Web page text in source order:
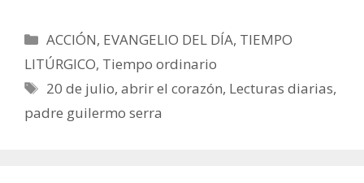
Categorías
ACCIÓN, EVANGELIO DEL DÍA, TIEMPO
LITÚRGICO, Tiempo ordinario
Etiquetas
20 de julio,abrir el corazón, Lecturas diarias,
padre guilermo serra